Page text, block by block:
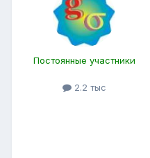
Постоянные участники
2.2 тыс